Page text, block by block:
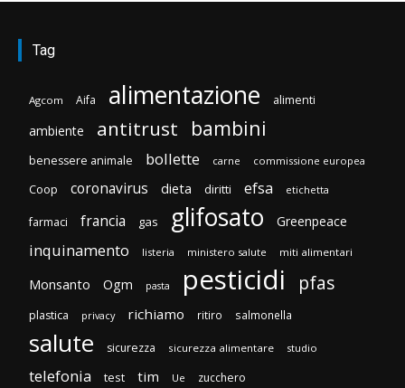
Tag
Agcom Aifa alimentazione alimenti
ambiente antitrust bambini
benessere animale bollette carne commissione europea
Coop coronavirus dieta diritti efsa etichetta
farmaci francia gas glifosato Greenpeace
inquinamento listeria ministero salute miti alimentari
Monsanto Ogm pasta pesticidi pfas
plastica privacy richiamo ritiro salmonella
salute sicurezza sicurezza alimentare studio
telefonia test tim Ue zucchero